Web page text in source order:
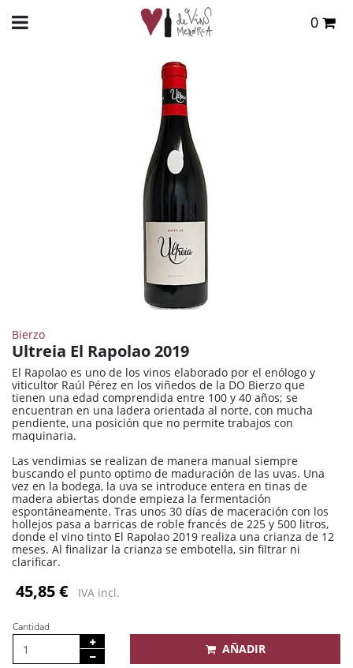
0
VER CESTA
Bierzo
Ultreia El Rapolao 2019
El Rapolao es uno de los vinos elaborado por el enólogo y
viticultor Raúl Pérez en los viñedos de la DO Bierzo que
tienen una edad comprendida entre 100 y 40 años; se
encuentran en una ladera orientada al norte, con mucha
pendiente, una posición que no permite trabajos con
maquinaria.
Las vendimias se realizan de manera manual siempre
buscando el punto optimo de maduración de las uvas. Una
vez en la bodega, la uva se introduce entera en tinas de
madera abiertas donde empieza la fermentación
espontáneamente. Tras unos 30 días de maceración con los
hollejos pasa a barricas de roble francés de 225 y 500 litros,
donde el vino tinto El Rapolao 2019 realiza una crianza de 12
meses. Al finalizar la crianza se embotella, sin filtrar ni
clarificar.
45,85 € IVA incl.
Cantidad
AÑADIR